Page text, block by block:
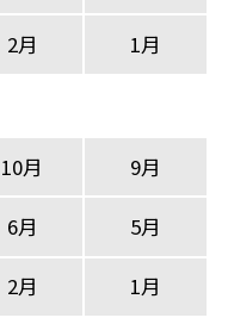
2月 1月
10月 9月
6月 5月
2月 1月